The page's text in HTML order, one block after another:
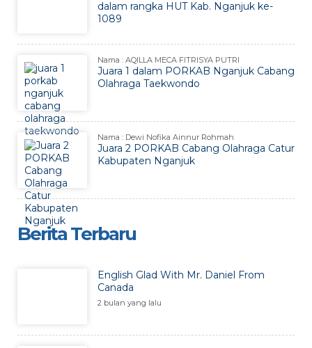
dalam rangka HUT Kab. Nganjuk ke-
1089
Nama : AQILLA MECA FITRISYA PUTRI
Juara 1 dalam PORKAB Nganjuk Cabang
Olahraga Taekwondo
Nama : Dewi Nofika Ainnur Rohmah
Juara 2 PORKAB Cabang Olahraga Catur
Kabupaten Nganjuk
Berita Terbaru
English Glad With Mr. Daniel From
Canada
2 bulan yang lalu